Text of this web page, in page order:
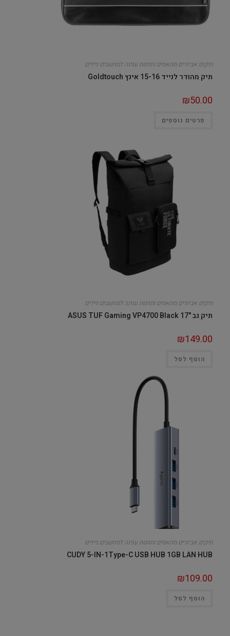
תיקים אביזרים מתאמים ותחנות עגינה למחשבים ניידים
תיק מהודר לנייד 15-16 אינץ Goldtouch
₪50.00
פרטים נוספים
תיקים אביזרים מתאמים ותחנות עגינה למחשבים ניידים
תיק גב "ASUS TUF Gaming VP4700 Black 17
₪149.00
הוסף לסל
תיקים אביזרים מתאמים ותחנות עגינה למחשבים ניידים
CUDY 5-IN-1Type-C USB HUB 1GB LAN HUB
₪109.00
הוסף לסל